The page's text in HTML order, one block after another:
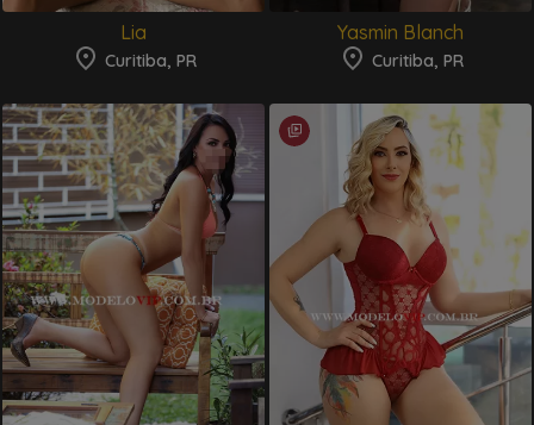
Lia
Curitiba, PR
Yasmin Blanch
Curitiba, PR